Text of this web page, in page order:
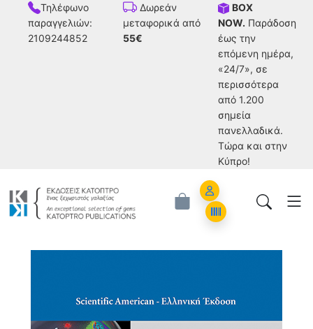
Τηλέφωνο
παραγγελιών:
2109244852
Δωρεάν
μεταφορικά από
55€
BOX
NOW. Παράδοση
έως την
επόμενη ημέρα,
«24/7», σε
περισσότερα
από 1.200
σημεία
πανελλαδικά.
Tώρα και στην
Κύπρο!
Account
Orders